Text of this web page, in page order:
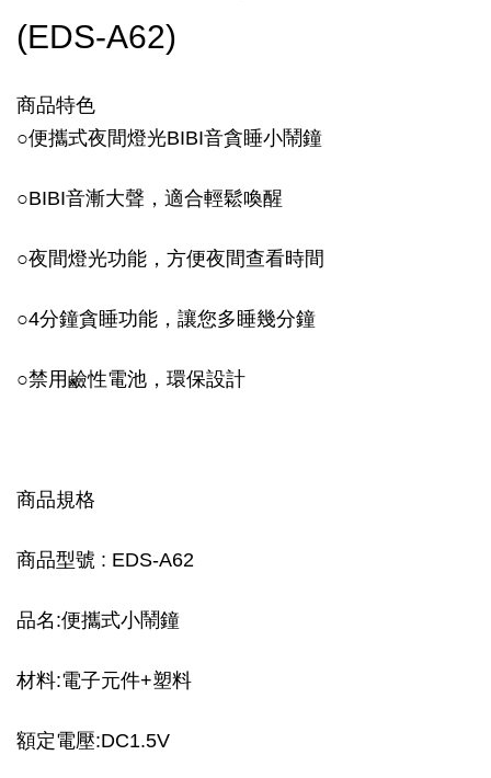
(EDS-A62)
商品特色
○便攜式夜間燈光BIBI音貪睡小鬧鐘
○BIBI音漸大聲，適合輕鬆喚醒
○夜間燈光功能，方便夜間查看時間
○4分鐘貪睡功能，讓您多睡幾分鐘
○禁用鹼性電池，環保設計
商品規格
商品型號 : EDS-A62
品名:便攜式小鬧鐘
材料:電子元件+塑料
額定電壓:DC1.5V